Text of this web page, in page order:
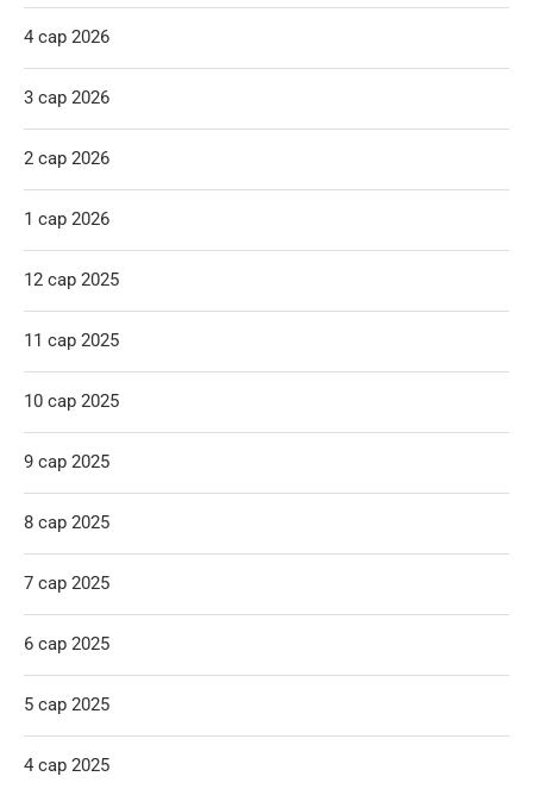
4 сар 2026
3 сар 2026
2 сар 2026
1 сар 2026
12 сар 2025
11 сар 2025
10 сар 2025
9 сар 2025
8 сар 2025
7 сар 2025
6 сар 2025
5 сар 2025
4 сар 2025